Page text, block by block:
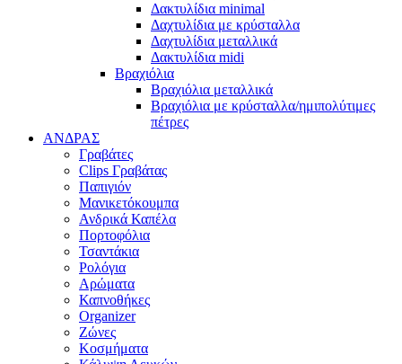
Δακτυλίδια minimal
Δαχτυλίδια με κρύσταλλα
Δαχτυλίδια μεταλλικά
Δακτυλίδια midi
Βραχιόλια
Βραχιόλια μεταλλικά
Βραχιόλια με κρύσταλλα/ημιπολύτιμες
πέτρες
ΑΝΔΡΑΣ
Γραβάτες
Clips Γραβάτας
Παπιγιόν
Μανικετόκουμπα
Ανδρικά Καπέλα
Πορτοφόλια
Τσαντάκια
Ρολόγια
Αρώματα
Καπνοθήκες
Organizer
Ζώνες
Κοσμήματα